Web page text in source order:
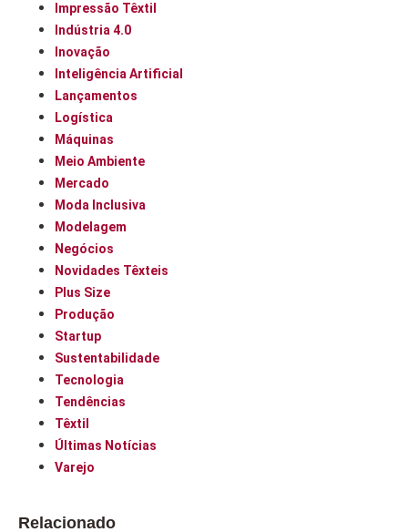
Impressão Têxtil
Indústria 4.0
Inovação
Inteligência Artificial
Lançamentos
Logística
Máquinas
Meio Ambiente
Mercado
Moda Inclusiva
Modelagem
Negócios
Novidades Têxteis
Plus Size
Produção
Startup
Sustentabilidade
Tecnologia
Tendências
Têxtil
Últimas Notícias
Varejo
Relacionado